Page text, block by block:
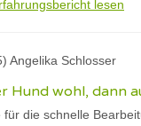
lesen
Angelika Schlosser
Hund wohl, dann
für die schnelle